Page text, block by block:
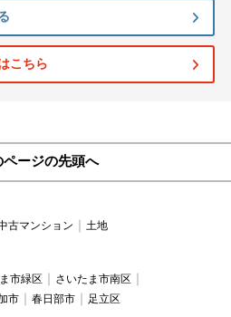
こちら
ページの先頭へ
古マンション 土地
市緑区
さいたま市南区
市 春日部市 足立区